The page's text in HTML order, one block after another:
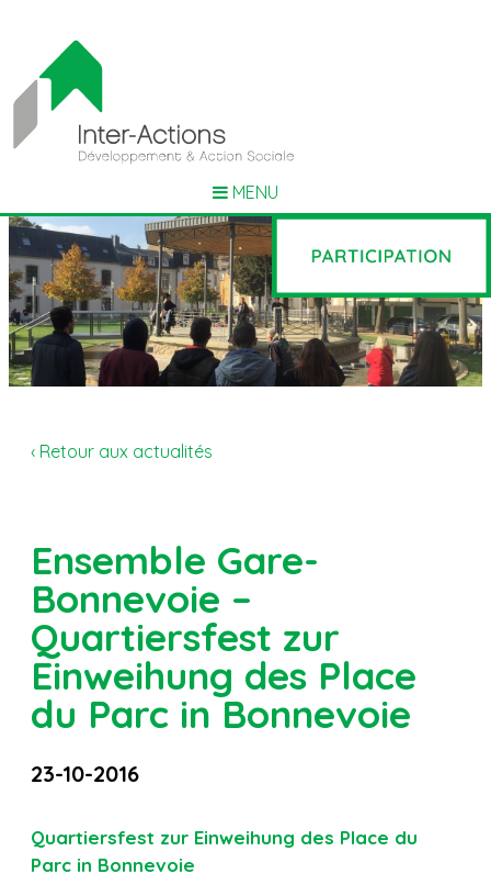
MENU
‹ Retour aux actualités
Ensemble Gare-
Bonnevoie –
Quartiersfest zur
Einweihung des Place
du Parc in Bonnevoie
23-10-2016
Quartiersfest zur Einweihung des Place du
Parc in Bonnevoie